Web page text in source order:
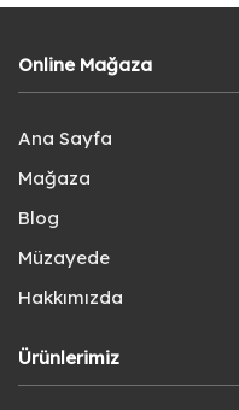
Online Mağaza
Ana Sayfa
Mağaza
Blog
Müzayede
Hakkımızda
Ürünlerimiz